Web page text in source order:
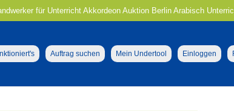
für Unterricht Akkordeon Auktion Berlin Arabisch
Auftrag suchen Mein Undertool Einloggen